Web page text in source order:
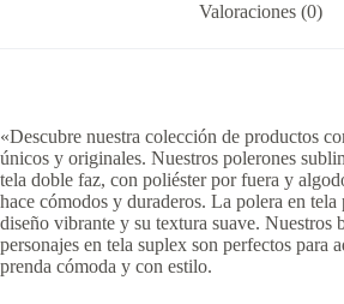
Valoraciones (0)
«Descubre nuestra colección de productos
únicos y originales. Nuestros polerones
tela doble faz, con poliéster por fuera y
hace cómodos y duraderos. La polera en tela
diseño vibrante y su textura suave. Nuestros
personajes en tela suplex son perfectos para
prenda cómoda y con estilo.